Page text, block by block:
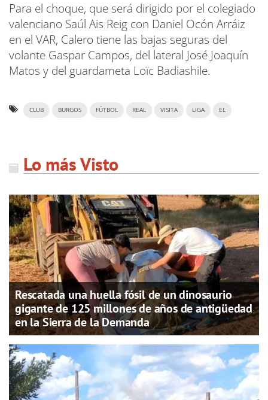
Para el choque, que será dirigido por el colegiado
valenciano Saúl Ais Reig con Daniel Ocón Arráiz
en el VAR, Calero tiene las bajas seguras del
volante Gaspar Campos, del lateral José Joaquín
Matos y del guardameta Loïc Badiashile.
CLUB BURGOS FÚTBOL REAL VISITA LIGA EL
Lo más Visto
Rescatada una huella fósil de un dinosaurio
gigante de 125 millones de años de antigüedad
en la Sierra de la Demanda